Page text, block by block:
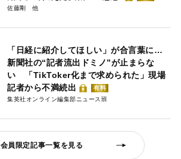
佐藤剛
「日経に紹介してほしい」が合言葉に…
新聞社の“記者流出ドミノ”が止まらな
い 「TikToker化まで求められた」現場
記者から不満続出
有料
集英社オンライン編集部ニュース班
会員限定記事一覧を見る